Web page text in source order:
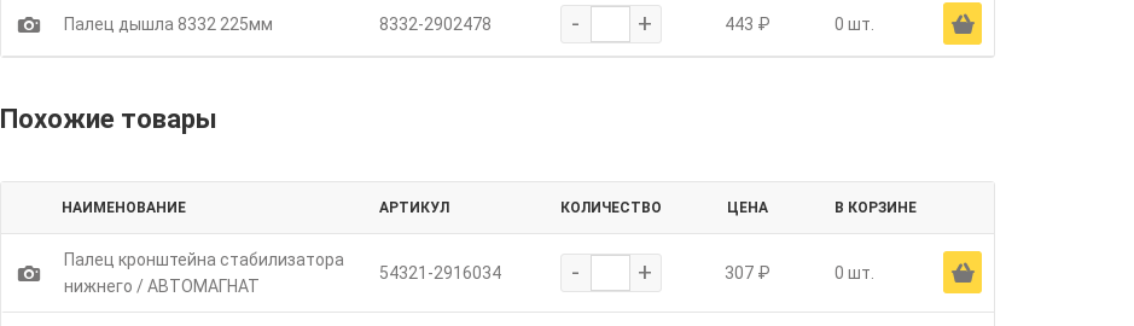
1 Палец дышла 8332 225мм 8332-2902478 - + 443 ₽ 0 шт. Ä
Похожие товары
НАИМЕНОВАНИЕ АРТИКУЛ КОЛИЧЕСТВО ЦЕНА В КОРЗИНЕ
1
Палец кронштейна стабилизатора
нижнего / АВТОМАГНАТ
54321-2916034 - + 307 ₽ 0 шт. Ä